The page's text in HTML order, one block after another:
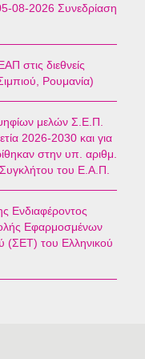
08-2026 Συνεδρίαση
στις διεθνείς
Ρουμανία)
μελών Σ.Ε.Π.
2026-2030 και για
στην υπ. αριθμ.
του Ε.Α.Π.
Ενδιαφέροντος
Εφαρμοσμένων
(ΣΕΤ) του Ελληνικού